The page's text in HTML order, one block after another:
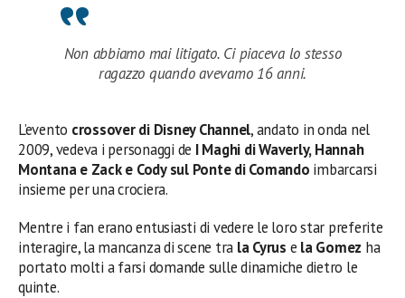
Non abbiamo mai litigato. Ci piaceva lo stesso
ragazzo quando avevamo 16 anni.
L’evento crossover di Disney Channel, andato in onda nel
2009, vedeva i personaggi de I Maghi di Waverly, Hannah
Montana e Zack e Cody sul Ponte di Comando imbarcarsi
insieme per una crociera.
Mentre i fan erano entusiasti di vedere le loro star preferite
interagire, la mancanza di scene tra la Cyrus e la Gomez ha
portato molti a farsi domande sulle dinamiche dietro le
quinte.